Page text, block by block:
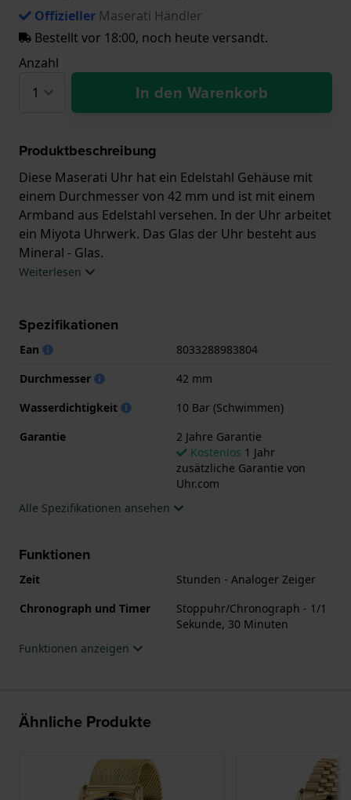
Offizieller Maserati Händler
Bestellt vor 18:00, noch heute versandt.
Anzahl
In den Warenkorb
Produktbeschreibung
Diese Maserati Uhr hat ein Edelstahl Gehäuse mit
einem Durchmesser von 42 mm und ist mit einem
Armband aus Edelstahl versehen. In der Uhr arbeitet
ein Miyota Uhrwerk. Das Glas der Uhr besteht aus
Mineral - Glas.
wird mit 2 Jahre Garantie geliefert.
Weiterlesen
Spezifikationen
Ean
8033288983804
Durchmesser
42 mm
Wasserdichtigkeit
10 Bar (Schwimmen)
Garantie
2 Jahre Garantie
Kostenlos 1 Jahr
zusätzliche Garantie von
Uhr.com
Alle Spezifikationen ansehen
Funktionen
Zeit
Stunden - Analoger Zeiger
Chronograph und Timer
Stoppuhr/Chronograph - 1/1
Sekunde, 30 Minuten
Funktionen anzeigen
Ähnliche Produkte